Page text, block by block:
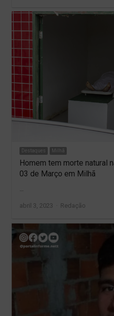
Destaques Milhã
Homem tem morte natural
03 de Março em Milhã
abril 3, 2023 Author
Redação